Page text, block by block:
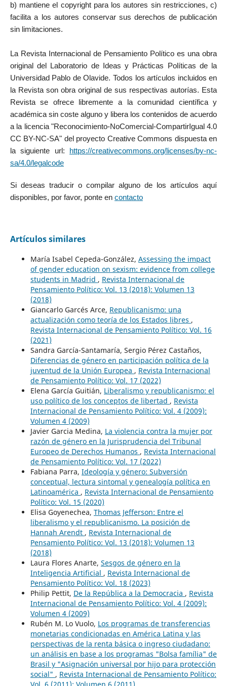
b) mantiene el copyright para los autores sin restricciones, c)
facilita a los autores conservar sus derechos de publicación
sin limitaciones.
La Revista Internacional de Pensamiento Político es una obra
original del Laboratorio de Ideas y Prácticas Políticas de la
Universidad Pablo de Olavide. Todos los artículos incluidos en
la Revista son obra original de sus respectivas autorías. Esta
Revista se ofrece libremente a la comunidad científica y
académica sin coste alguno y libera los contenidos de acuerdo
a la licencia "Reconocimiento-NoComercial-CompartirIgual 4.0
CC BY-NC-SA" del proyecto Creative Commons dispuesta en
la siguiente url:
https://creativecommons.org/licenses/by-nc-
sa/4.0/legalcode
Si deseas traducir o compilar alguno de los artículos aquí
disponibles, por favor, ponte en contacto
Artículos similares
María Isabel Cepeda-González, Assessing the impact
of gender education on sexism: evidence from college
students in Madrid , Revista Internacional de
Pensamiento Político: Vol. 13 (2018): Volumen 13
(2018)
Giancarlo Garcés Arce, Republicanismo: una
actualización como teoría de los Estados libres ,
Revista Internacional de Pensamiento Político: Vol. 16
(2021)
Sandra García-Santamaría, Sergio Pérez Castaños,
Diferencias de género en participación política de la
juventud de la Unión Europea , Revista Internacional
de Pensamiento Político: Vol. 17 (2022)
Elena García Guitián, Liberalismo y republicanismo: el
uso político de los conceptos de libertad , Revista
Internacional de Pensamiento Político: Vol. 4 (2009):
Volumen 4 (2009)
Javier Garcia Medina, La violencia contra la mujer por
razón de género en la Jurisprudencia del Tribunal
Europeo de Derechos Humanos , Revista Internacional
de Pensamiento Político: Vol. 17 (2022)
Fabiana Parra, Ideología y género: Subversión
conceptual, lectura sintomal y genealogía política en
Latinoamérica , Revista Internacional de Pensamiento
Político: Vol. 15 (2020)
Elisa Goyenechea, Thomas Jefferson: Entre el
liberalismo y el republicanismo. La posición de
Hannah Arendt , Revista Internacional de
Pensamiento Político: Vol. 13 (2018): Volumen 13
(2018)
Laura Flores Anarte, Sesgos de género en la
Inteligencia Artificial , Revista Internacional de
Pensamiento Político: Vol. 18 (2023)
Philip Pettit, De la República a la Democracia , Revista
Internacional de Pensamiento Político: Vol. 4 (2009):
Volumen 4 (2009)
Rubén M. Lo Vuolo, Los programas de transferencias
monetarias condicionadas en América Latina y las
perspectivas de la renta básica o ingreso ciudadano:
un análisis en base a los programas "Bolsa família" de
Brasil y "Asignación universal por hijo para protección
social" , Revista Internacional de Pensamiento Político: